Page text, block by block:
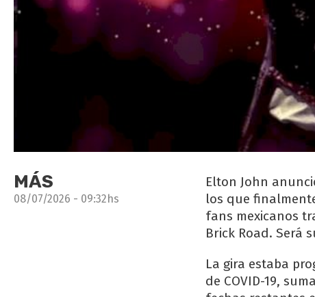
MÁS
08/07/2026 - 09:32hs
Elton John
los que
fans mexicanos
Brick Road. Será
La gira estaba
de COVID-19,